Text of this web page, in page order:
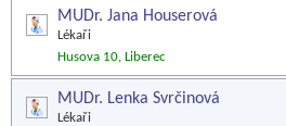
MUDr. Jana Houserová
Lékaři
Husova 10, Liberec
MUDr. Lenka Svrčinová
Lékaři